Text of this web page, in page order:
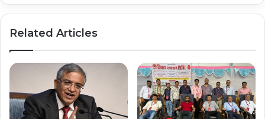
Related Articles